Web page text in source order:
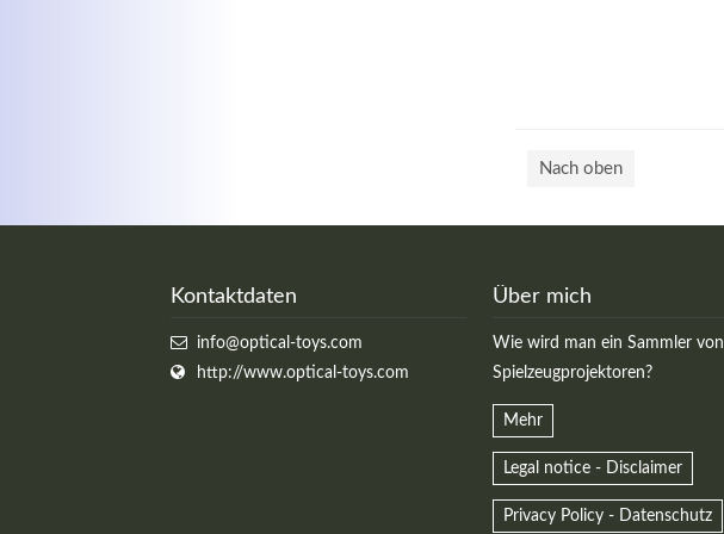
Nach oben
Kontaktdaten
info@optical-toys.com
http://www.optical-toys.com
Über mich
Wie wird man ein Sammler von
Spielzeugprojektoren?
Mehr
Legal notice - Disclaimer
Privacy Policy - Datenschutz